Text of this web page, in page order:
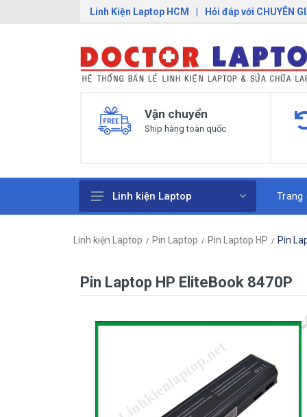
Linh Kiện Laptop HCM | Hỏi đáp với CHUYÊN
Vận chuyển
Ship hàng toàn quốc
Bàn Phím Laptop
Màn hình laptop
Dịch vụ thay pin Surface chính
hãng, uy tín tại tphcm
Linh kiện Laptop Trang
Linh kiện Laptop Pin Laptop Pin Laptop HP Pin
Pin Laptop HP EliteBook 8470P